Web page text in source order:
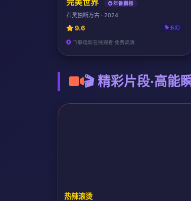
年番霸榜
石昊独断万古 · 2024
9.6 玄幻
飞联电影在线观看·免费高清
🎬 精彩片段·高能
热辣滚烫